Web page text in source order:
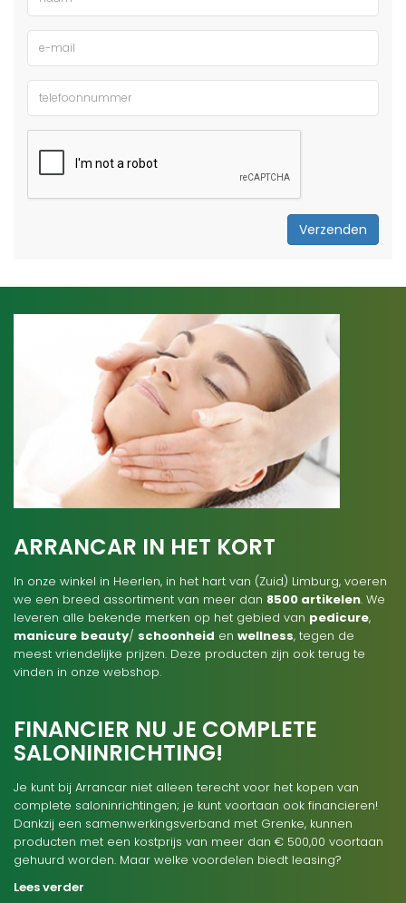
Verzenden
ARRANCAR IN HET KORT
In onze winkel in Heerlen, in het hart van (Zuid) Limburg, voeren
we een breed assortiment van meer dan 8500 artikelen. We
leveren alle bekende merken op het gebied van pedicure,
manicure beauty/ schoonheid en wellness, tegen de
meest vriendelijke prijzen. Deze producten zijn ook terug te
vinden in onze webshop.
FINANCIER NU JE COMPLETE
SALONINRICHTING!
Je kunt bij Arrancar niet alleen terecht voor het kopen van
complete saloninrichtingen; je kunt voortaan ook financieren!
Dankzij een samenwerkingsverband met Grenke, kunnen
producten met een kostprijs van meer dan € 500,00 voortaan
gehuurd worden. Maar welke voordelen biedt leasing?
Lees verder